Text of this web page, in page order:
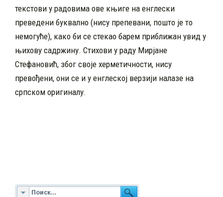
текстови у радовима ове књиге на енглески
преведени буквално (нису препевани, пошто је то
немогуће), како би се стекао барем приближан увид у
њихову садржину. Стихови у раду Мирјане
Стефановић, због своје херметичности, нису
превођени, они се и у енглеској верзији налазе на
српском оригиналу.